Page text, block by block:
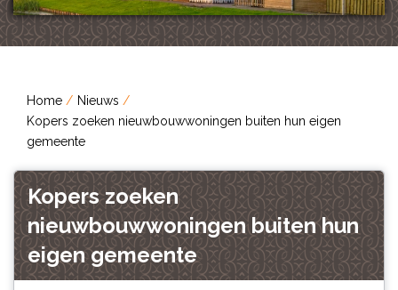
Home
Nieuws
Kopers zoeken nieuwbouwwoningen buiten hun eigen
gemeente
Kopers zoeken
nieuwbouwwoningen buiten hun
eigen gemeente